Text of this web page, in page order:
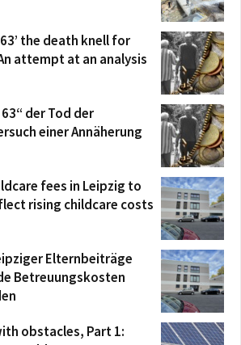
the death knell for
attempt at an analysis
der Tod der
einer Annäherung
fees in Leipzig to
rising childcare costs
Elternbeiträge
Betreuungskosten
obstacles, Part 1: